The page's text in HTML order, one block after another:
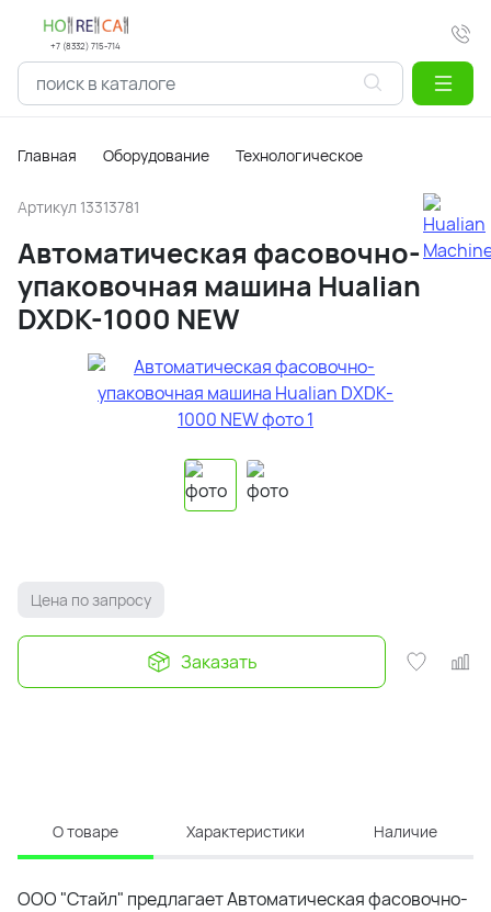
+7 (8332) 715-714
Главная Оборудование Технологическое
Артикул 13313781
Автоматическая фасовочно-
упаковочная машина Hualian
DXDK-1000 NEW
Цена по запросу
Заказать
О товаре Характеристики Наличие
ООО "Стайл" предлагает Автоматическая фасовочно-